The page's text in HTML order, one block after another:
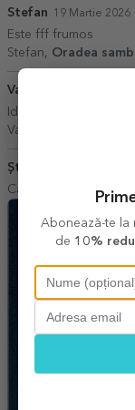
Stefan 19 Martie 2026
Este fff frumos
Stefan, Oradea
Valeria
Idei frumoase,
Valeria,
Ștefănescu Zoica
Calitate garantata!
Abonează-te la
de 10%